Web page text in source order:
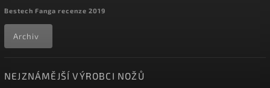
Bestech Fanga recenze 2019
Archiv
NEJZNÁMĚJŠÍ VÝROBCI NOŽŮ